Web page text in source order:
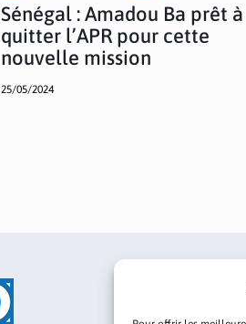
Sénégal : Amadou Ba prêt à
quitter l’APR pour cette
nouvelle mission
25/05/2024